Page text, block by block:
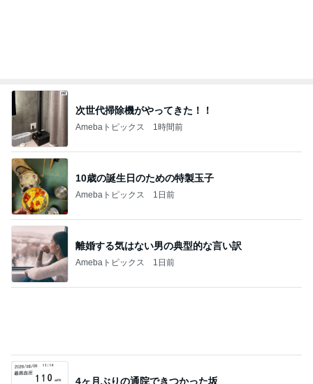
次世代掃除機がやってきた！！
Amebaトピックス 1時間前
10歳の誕生日のための特製玉子
Amebaトピックス 1日前
離婚する気はない男の典型的な言い訳
Amebaトピックス 1日前
4ヶ月ぶりの通院できつかった坂